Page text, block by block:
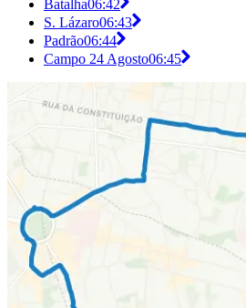
Batalha06:42
S. Lázaro06:43
Padrão06:44
Campo 24 Agosto06:45